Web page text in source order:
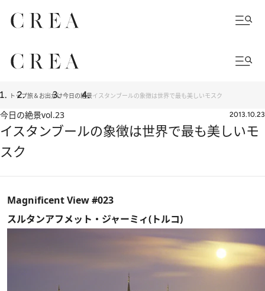
トップ旅＆お出かけ今日の絶景イスタンブールの象徴は世界で最も美しいモスク
今日の絶景vol.23 2013.10.23
イスタンブールの象徴は世界で最も美しいモ
スク
Magnificent View #023
スルタンアフメット・ジャーミィ(トルコ)